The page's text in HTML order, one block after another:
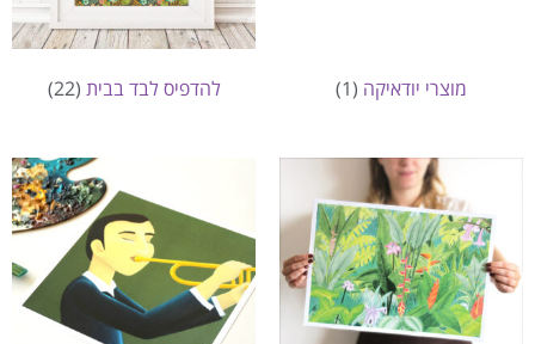
מוצרי יודאיקה (1) להדפיס לבד בבית (22)